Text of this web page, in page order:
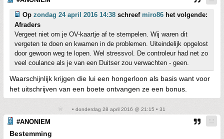
Op zondag 24 april 2016 14:38 schreef miro86 het volgende:
Afraders
Vergeet niet om je OV-kaartje af te stempelen. Wij waren dit
vergeten te doen en kwamen in de problemen. Uiteindelijk opgelost
door gewoon weg te lopen. Wel stressvol. De controleur had net zo
veel coulance als je van een Duitser zou verwachten - geen.
Waarschijnlijk krijgen die lui een hongerloon als basis want voor
het uitschrijven van een boete ontvangen ze een bonus.
• donderdag 28 april 2016 @ 21:15 • 31
#ANONIEM
Bestemming